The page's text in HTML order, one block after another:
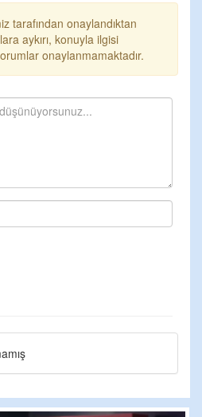
tarafından onaylandıktan
aykırı, konuyla ilgisi
onaylanmamaktadır.